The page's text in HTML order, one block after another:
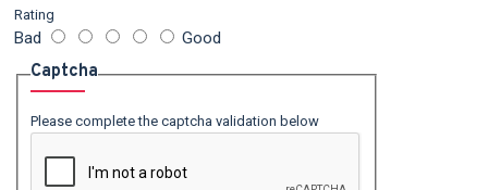
Rating
Bad Good
Captcha
Please complete the captcha validation below